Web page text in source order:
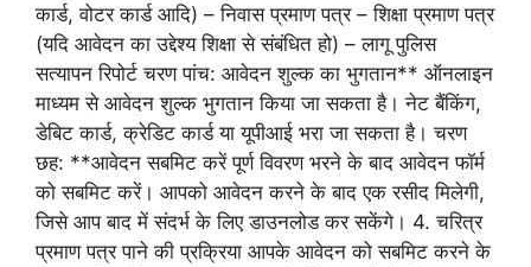
कार्ड, वोटर कार्ड आदि) – निवास प्रमाण पत्र – शिक्षा प्रमाण पत्र
(यदि आवेदन का उद्देश्य शिक्षा से संबंधित हो) – लागू पुलिस
सत्यापन रिपोर्ट चरण पांच: आवेदन शुल्क का भुगतान** ऑनलाइन
माध्यम से आवेदन शुल्क भुगतान किया जा सकता है। नेट बैंकिंग,
डेबिट कार्ड, क्रेडिट कार्ड या यूपीआई भरा जा सकता है। चरण
छह: **आवेदन सबमिट करें पूर्ण विवरण भरने के बाद आवेदन फॉर्म
को सबमिट करें। आपको आवेदन करने के बाद एक रसीद मिलेगी,
जिसे आप बाद में संदर्भ के लिए डाउनलोड कर सकेंगे। 4. चरित्र
प्रमाण पत्र पाने की प्रक्रिया आपके आवेदन को सबमिट करने के